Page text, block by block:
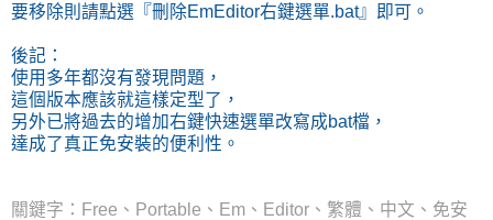
要移除則請點選『刪除EmEditor右鍵選單.bat』即可。
後記：
使用多年都沒有發現問題，
這個版本應該就這樣定型了，
另外已將過去的增加右鍵快速選單改寫成bat檔，
達成了真正免安裝的便利性。
關鍵字：Free、Portable、Em、Editor、繁體、中文、免安